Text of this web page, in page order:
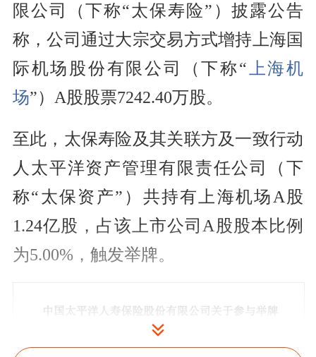
限公司（下称“太保寿险”）披露公告
称，公司通过大宗交易方式增持上海国
际机场股份有限公司（下称“ 上海机
场”）A股股票7242.40万股。
至此，太保寿险及其关联方及一致行动
人太平洋资产管理有限责任公司（下
称“太保资产”）共持有上海机场A股
1.24亿股，占该上市公司A股股本比例
为5.00%，触发举牌。